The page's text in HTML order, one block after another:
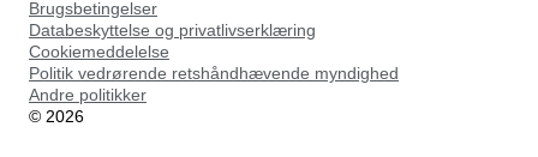
Brugsbetingelser
Databeskyttelse og privatlivserklæring
Cookiemeddelelse
Politik vedrørende retshåndhævende myndighed
Andre politikker
© 2026